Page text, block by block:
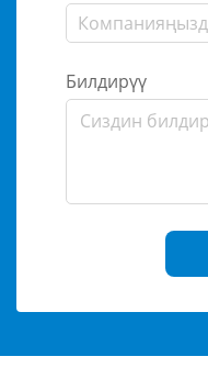
Билдирүү